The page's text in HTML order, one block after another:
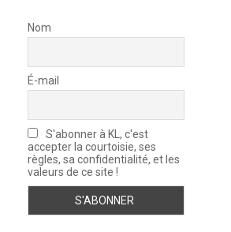
Nom
É-mail
S'abonner à KL, c'est
accepter la courtoisie, ses
règles, sa confidentialité, et les
valeurs de ce site !